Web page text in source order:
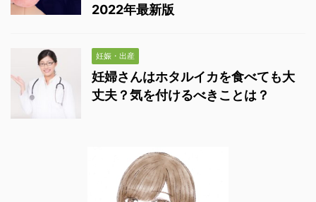
2022年最新版
妊娠・出産
妊婦さんはホタルイカを食べても大
丈夫？気を付けるべきことは？